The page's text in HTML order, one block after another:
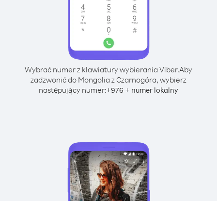
Wybrać numer z klawiatury wybierania Viber.Aby
zadzwonić do Mongolia z Czarnogóra, wybierz
następujący numer:+976 + numer lokalny